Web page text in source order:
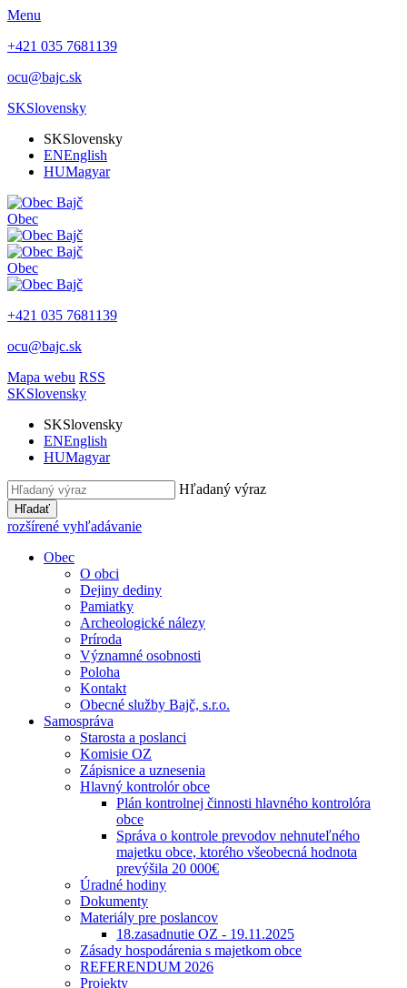
Menu
+421 035 7681139
ocu@bajc.sk
SKSlovensky
SKSlovensky
ENEnglish
HUMagyar
Obec
Obec
+421 035 7681139
ocu@bajc.sk
Mapa webu RSS
SKSlovensky
SKSlovensky
ENEnglish
HUMagyar
Hľadaný výraz
Hľadať
rozšírené vyhľadávanie
Obec
O obci
Dejiny dediny
Pamiatky
Archeologické nálezy
Príroda
Významné osobnosti
Poloha
Kontakt
Obecné služby Bajč, s.r.o.
Samospráva
Starosta a poslanci
Komisie OZ
Zápisnice a uznesenia
Hlavný kontrolór obce
Plán kontrolnej činnosti hlavného kontrolóra
obce
Správa o kontrole prevodov nehnuteľného
majetku obce, ktorého všeobecná hodnota
prevýšila 20 000€
Úradné hodiny
Dokumenty
Materiály pre poslancov
18.zasadnutie OZ - 19.11.2025
Zásady hospodárenia s majetkom obce
REFERENDUM 2026
Projekty